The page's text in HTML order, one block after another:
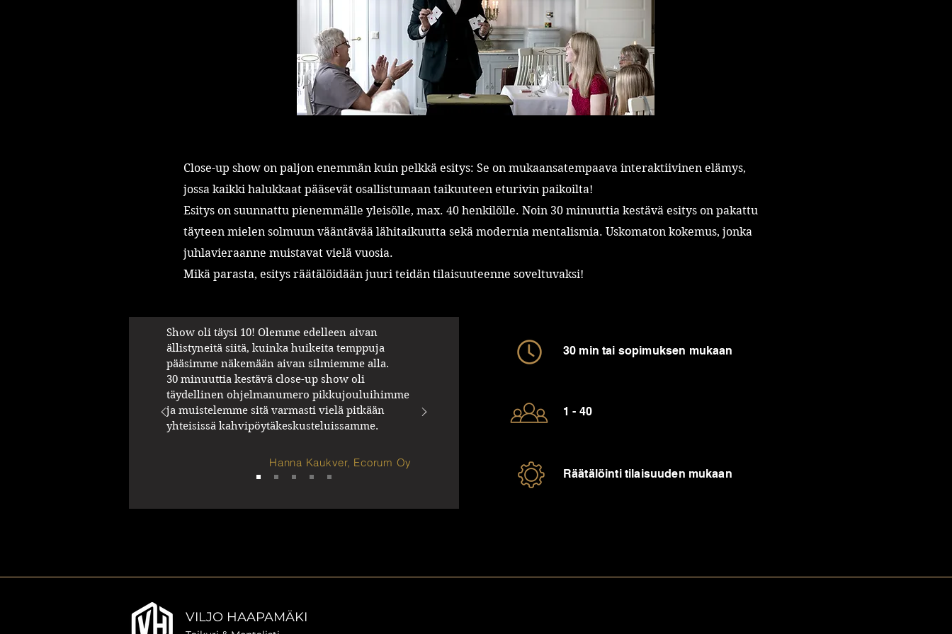
Close-up show on paljon enemmän kuin pelkkä esitys: Se on mukaansatempaava interaktiivinen elämys,
jossa kaikki halukkaat pääsevät osallistumaan taikuuteen eturivin paikoilta!
Esitys on suunnattu pienemmälle yleisölle, max. 40 henkilölle. Noin 30 minuuttia kestävä esitys on pakattu
täyteen mielen solmuun vääntävää lähitaikuutta sekä modernia mentalismia. Uskomaton kokemus, jonka
juhlavieraanne muistavat vielä vuosia.
Mikä parasta, esitys räätälöidään juuri teidän tilaisuuteenne soveltuvaksi!
Show oli täysi 10! Olemme edelleen aivan
ällistyneitä siitä, kuinka huikeita temppuja
pääsimme näkemään aivan silmiemme alla.
30 minuuttia kestävä close-up show oli
täydellinen ohjelmanumero pikkujouluihimme
ja muistelemme sitä varmasti vielä pitkään
yhteisissä kahvipöytäkeskusteluissamme.
Hanna Kaukver, Ecorum Oy
30 min tai sopimuksen mukaan
1 - 40
Räätälöinti tilaisuuden mukaan
VILJO HAAPAMÄKI